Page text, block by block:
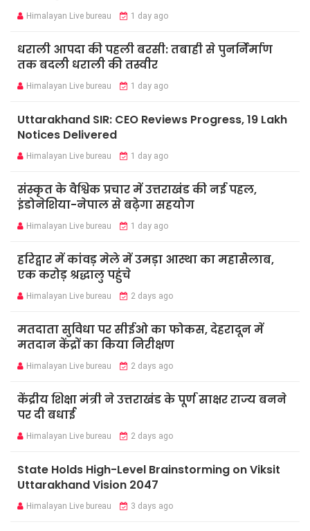
Himalayan Live bureau 1 day ago
धराली आपदा की पहली बरसी: तबाही से पुनर्निर्माण
तक बदली धराली की तस्वीर
Himalayan Live bureau 1 day ago
Uttarakhand SIR: CEO Reviews Progress, 19 Lakh
Notices Delivered
Himalayan Live bureau 1 day ago
संस्कृत के वैश्विक प्रचार में उत्तराखंड की नई पहल,
इंडोनेशिया-नेपाल से बढ़ेगा सहयोग
Himalayan Live bureau 1 day ago
हरिद्वार में कांवड़ मेले में उमड़ा आस्था का महासैलाब,
एक करोड़ श्रद्धालु पहुंचे
Himalayan Live bureau 2 days ago
मतदाता सुविधा पर सीईओ का फोकस, देहरादून में
मतदान केंद्रों का किया निरीक्षण
Himalayan Live bureau 2 days ago
केंद्रीय शिक्षा मंत्री ने उत्तराखंड के पूर्ण साक्षर राज्य बनने
पर दी बधाई
Himalayan Live bureau 2 days ago
State Holds High-Level Brainstorming on Viksit
Uttarakhand Vision 2047
Himalayan Live bureau 3 days ago